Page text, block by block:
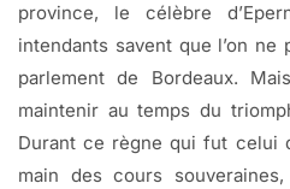
province, le célèbre
intendants savent que l’on
parlement de Bordeaux.
maintenir au temps du
Durant ce règne qui fut celui
main des cours